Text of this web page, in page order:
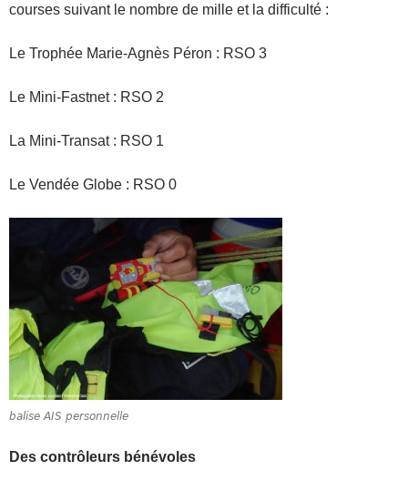
courses suivant le nombre de mille et la difficulté :
Le Trophée Marie-Agnès Péron : RSO 3
Le Mini-Fastnet : RSO 2
La Mini-Transat : RSO 1
Le Vendée Globe : RSO 0
balise AIS personnelle
Des contrôleurs bénévoles